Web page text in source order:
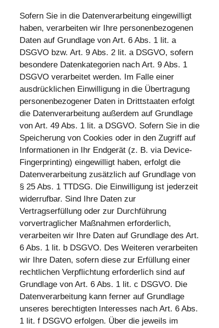
Sofern Sie in die Datenverarbeitung eingewilligt
haben, verarbeiten wir Ihre personenbezogenen
Daten auf Grundlage von Art. 6 Abs. 1 lit. a
DSGVO bzw. Art. 9 Abs. 2 lit. a DSGVO, sofern
besondere Datenkategorien nach Art. 9 Abs. 1
DSGVO verarbeitet werden. Im Falle einer
ausdrücklichen Einwilligung in die Übertragung
personenbezogener Daten in Drittstaaten erfolgt
die Datenverarbeitung außerdem auf Grundlage
von Art. 49 Abs. 1 lit. a DSGVO. Sofern Sie in die
Speicherung von Cookies oder in den Zugriff auf
Informationen in Ihr Endgerät (z. B. via Device-
Fingerprinting) eingewilligt haben, erfolgt die
Datenverarbeitung zusätzlich auf Grundlage von
§ 25 Abs. 1 TTDSG. Die Einwilligung ist jederzeit
widerrufbar. Sind Ihre Daten zur
Vertragserfüllung oder zur Durchführung
vorvertraglicher Maßnahmen erforderlich,
verarbeiten wir Ihre Daten auf Grundlage des Art.
6 Abs. 1 lit. b DSGVO. Des Weiteren verarbeiten
wir Ihre Daten, sofern diese zur Erfüllung einer
rechtlichen Verpflichtung erforderlich sind auf
Grundlage von Art. 6 Abs. 1 lit. c DSGVO. Die
Datenverarbeitung kann ferner auf Grundlage
unseres berechtigten Interesses nach Art. 6 Abs.
1 lit. f DSGVO erfolgen. Über die jeweils im